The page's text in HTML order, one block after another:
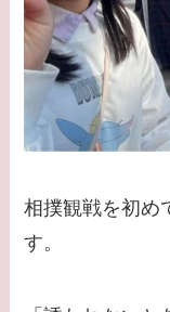
相撲観戦を初め
す。